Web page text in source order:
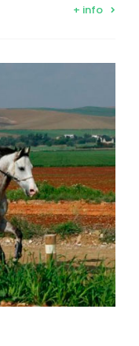
+ info